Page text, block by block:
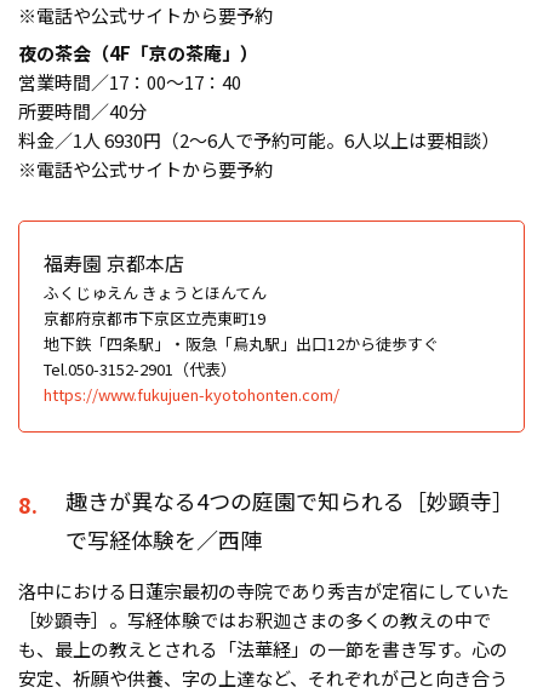
※電話や公式サイトから要予約
夜の茶会（4F「京の茶庵」）
営業時間／17：00～17：40
所要時間／40分
料金／1人 6930円（2～6人で予約可能。6人以上は要相談）
※電話や公式サイトから要予約
福寿園 京都本店
ふくじゅえん きょうとほんてん
京都府京都市下京区立売東町19
地下鉄「四条駅」・阪急「烏丸駅」出口12から徒歩すぐ
Tel.050-3152-2901（代表）
https://www.fukujuen-kyotohonten.com/
8.
趣きが異なる4つの庭園で知られる［妙顕寺］
で写経体験を／西陣
洛中における日蓮宗最初の寺院であり秀吉が定宿にしていた
［妙顕寺］。写経体験ではお釈迦さまの多くの教えの中で
も、最上の教えとされる「法華経」の一節を書き写す。心の
安定、祈願や供養、字の上達など、それぞれが己と向き合う